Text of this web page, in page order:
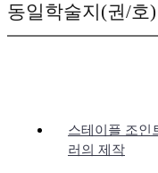
동일학술지(권/호
스테이플 조인
러의 제작